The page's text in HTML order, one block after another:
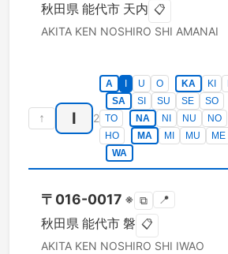
秋田県 能代市 天内 📋
AKITA KEN NOSHIRO SHI AMANAI
↑ I 2
A U O KA KI
SA
SI SU SE SO
TO
NA NI NU NO
HO
MA MI MU ME
WA
〒 016-0017 ※ ⧉ 📍
秋田県 能代市 磐 📋
AKITA KEN NOSHIRO SHI IWAO